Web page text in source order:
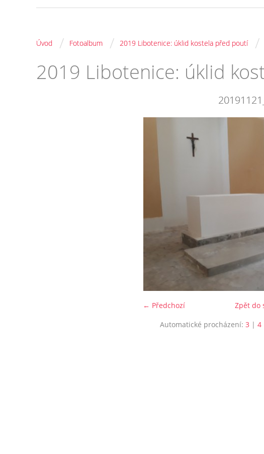
Úvod / Fotoalbum / 2019 Libotenice: úklid kostela před poutí /
2019 Libotenice: úklid
← Předchozí
Zpět do
Automatické procházení: 3 | 4